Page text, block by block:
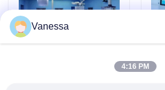
Cas
Théâtre modulaire d'opération
Classe protégée de la
Vanessa
4:16 PM